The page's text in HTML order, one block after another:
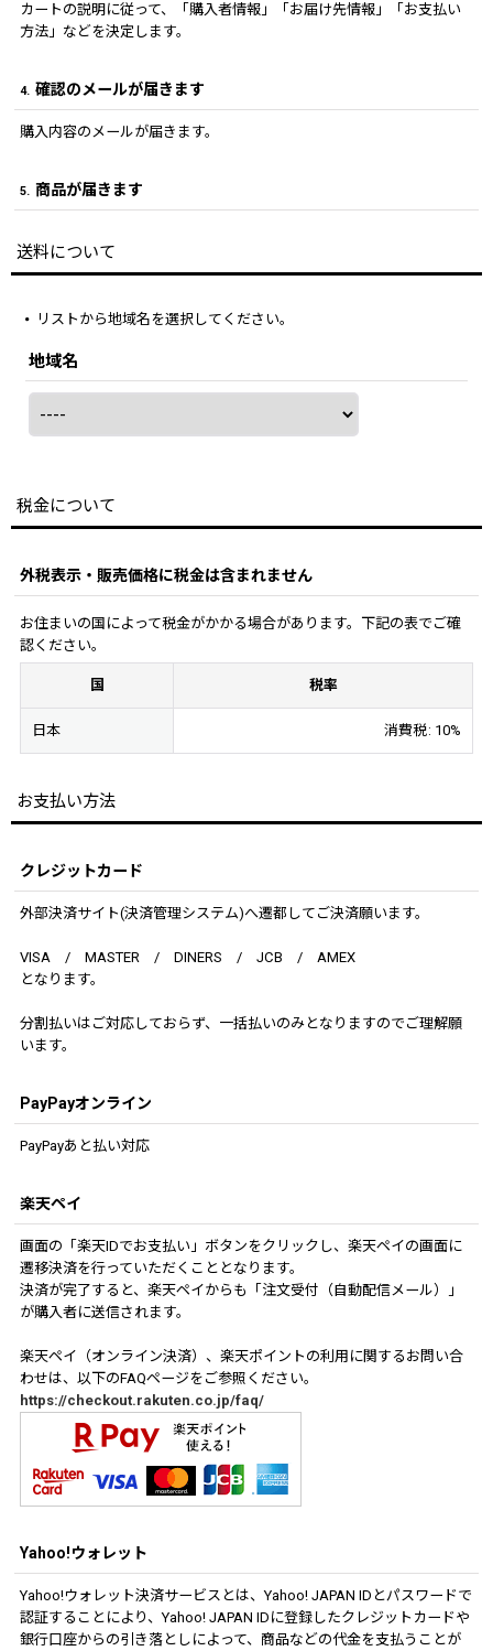
カートの説明に従って、「購入者情報」「お届け先情報」「お支払い
方法」などを決定します。
4. 確認のメールが届きます
購入内容のメールが届きます。
5. 商品が届きます
送料について
リストから地域名を選択してください。
地域名
税金について
外税表示・販売価格に税金は含まれません
お住まいの国によって税金がかかる場合があります。下記の表でご確
認ください。
国 税率
日本 消費税: 10%
お支払い方法
クレジットカード
外部決済サイト(決済管理システム)へ遷都してご決済願います。
VISA / MASTER / DINERS / JCB / AMEX
となります。
分割払いはご対応しておらず、一括払いのみとなりますのでご理解願
います。
PayPayオンライン
PayPayあと払い対応
楽天ペイ
画面の「楽天IDでお支払い」ボタンをクリックし、楽天ペイの画面に
遷移決済を行っていただくこととなります。
決済が完了すると、楽天ペイからも「注文受付（自動配信メール）」
が購入者に送信されます。
楽天ペイ（オンライン決済）、楽天ポイントの利用に関するお問い合
わせは、以下のFAQページをご参照ください。
https://checkout.rakuten.co.jp/faq/
Yahoo!ウォレット
Yahoo!ウォレット決済サービスとは、Yahoo! JAPAN IDとパスワードで
認証することにより、Yahoo! JAPAN IDに登録したクレジットカードや
銀行口座からの引き落としによって、商品などの代金を支払うことが